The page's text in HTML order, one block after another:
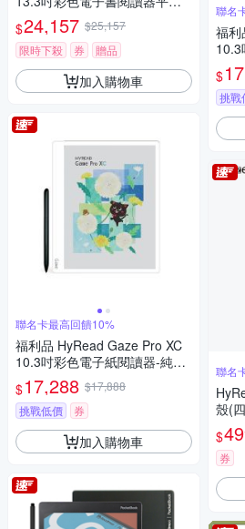
+折疊皮套 (組合)
$24,157 $25,157
限時下殺
券 贈品
加入購物車
聯名卡最高回饋10%
福利品 HyRead Gaze Pro XC
10.3吋彩色電子紙閱讀器-純淨
白
$17,288 $17,888
挑戰低價
券
加入購物車
聯名
福利品
10.3
黑
$
挑戰
聯名
殼(
$
券